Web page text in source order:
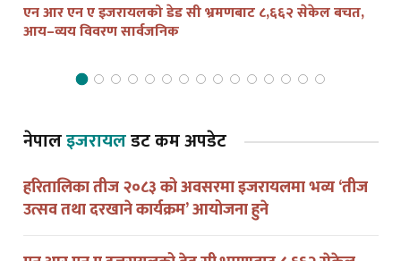
एन आर एन ए इजरायलको डेड सी भ्रमणबाट ८,६६२ सेकेल बचत,
आय–व्यय विवरण सार्वजनिक
नेपालइजरायलडट कम अपडेट
हरितालिका तीज २०८३ को अवसरमा इजरायलमा भव्य ‘तीज
उत्सव तथा दरखाने कार्यक्रम’ आयोजना हुने